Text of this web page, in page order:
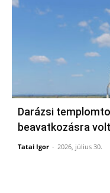
Darázsi
beavatkozásra
Tatai Igor - 2026, július 30.